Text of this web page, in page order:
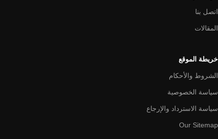
اتصل بنا
المقالات
خريطة الموقع
الشروط والأحكام
سياسة الخصوصية
سياسة الاسترداد والإرجاع
Our Sitemap